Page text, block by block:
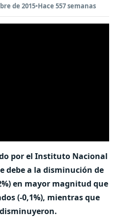
de 2015•Hace 557 semanas
por el Instituto Nacional
debe a la disminución de
en mayor magnitud que
(-0,1%), mientras que
disminuyeron.